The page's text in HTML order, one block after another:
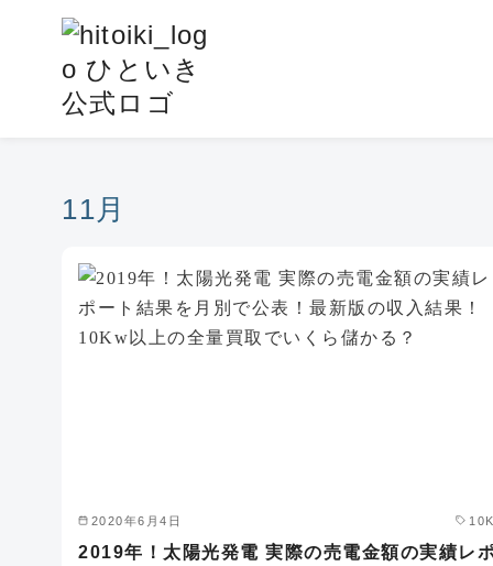
11月
2020年6月4日
2019年！太陽光発電 実際の売電金額の実績レ